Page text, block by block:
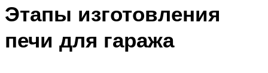
Этапы изготовления
печи для гаража